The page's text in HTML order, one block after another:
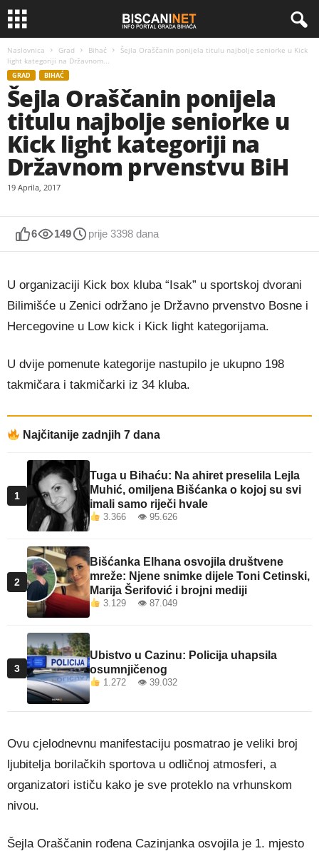
Naslovnica Grad Bihać
Šejla Oraščanin ponijela titulu najbolje seniorke u Kick
light kategoriji na Državnom...
GRAD BIHAĆ
Šejla Oraščanin ponijela
titulu najbolje seniorke u
Kick light kategoriji na
Državnom prvenstvu BiH
19 Aprila, 2017
6 149 prije 3398 dana
U organizaciji Kick box kluba “Isak” u sportskoj dvorani
Bilimišće u Zenici održano je Državno prvenstvo Bosne i
Hercegovine u Low kick i Kick light kategorijama.
U dvije pomenute kategorije nastupilo je ukupno 198
takmičara i takmičarki iz 34 kluba.
Najčitanije zadnjih 7 dana
1
Tuga u Bihaću: Na ahiret preselila Lejla
Muhić, omiljena Bišćanka o kojoj su svi
imali samo riječi hvale
3.366 👁 95.626
2
Bišćanka Elhana osvojila društvene
mreže: Njene snimke dijele Toni Cetinski,
Marija Šerifović i brojni mediji
3.129 👁 87.049
3
Ubistvo u Cazinu: Policija uhapsila
osumnjičenog
1.272 👁 39.032
Ovu cjelodnevnu manifestaciju posmatrao je veliki broj
ljubitelja borilačkih sportova u odličnoj atmosferi, a
organizatori ističu kako je sve proteklo na vrhunskom
nivou.
Šejla Oraščanin rođena Cazinjanka osvojila je 1. mjesto